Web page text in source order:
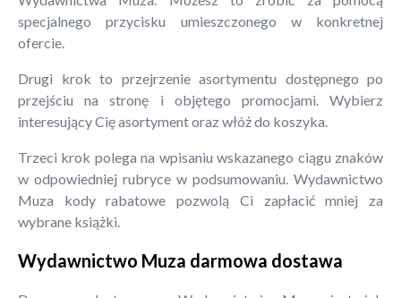
specjalnego przycisku umieszczonego w konkretnej
ofercie.
Drugi krok to przejrzenie asortymentu dostępnego po
przejściu na stronę i objętego promocjami. Wybierz
interesujący Cię asortyment oraz włóż do koszyka.
Trzeci krok polega na wpisaniu wskazanego ciągu znaków
w odpowiedniej rubryce w podsumowaniu. Wydawnictwo
Muza kody rabatowe pozwolą Ci zapłacić mniej za
wybrane książki.
Wydawnictwo Muza darmowa dostawa